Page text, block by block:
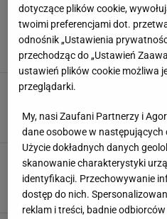
drugiego
"Potencjał
Aleksandra
Weronika Zając,8
Lil Masti
Iwona Smyrak, 7
dotyczące plików cookie,
twoimi preferencjami dot.
odnośnik „Ustawienia
przechodząc do „Ustawień
ustawień plików cookie możliwa
przeglądarki.
My, nasi Zaufani Partnerzy i
dane osobowe w następujących
Użycie dokładnych danych
skanowanie charakterystyki
identyfikacji. Przechowywanie
dostęp do nich.
reklam i treści, badnie odbiorców